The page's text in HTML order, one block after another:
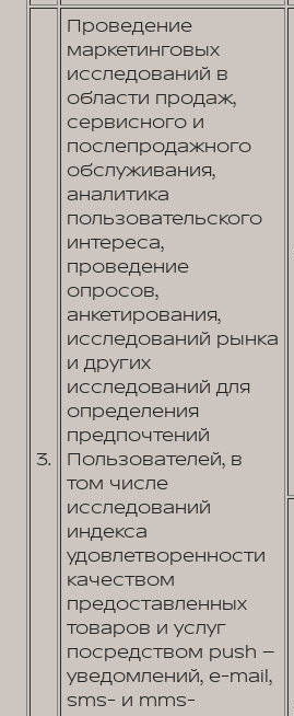
3.
Проведение
маркетинговых
исследований в
области продаж,
сервисного и
послепродажного
обслуживания,
аналитика
пользовательского
интереса,
проведение
опросов,
анкетирования,
исследований рынка
и других
исследований для
определения
предпочтений
Пользователей, в
том числе
исследований
индекса
удовлетворенности
качеством
предоставленных
товаров и услуг
посредством push –
уведомлений, e-mail,
sms- и mms-